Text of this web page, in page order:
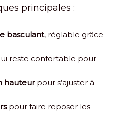
principales :
basculant, réglable grâce
reste confortable pour
hauteurpour s’ajuster à
pour faire reposer les